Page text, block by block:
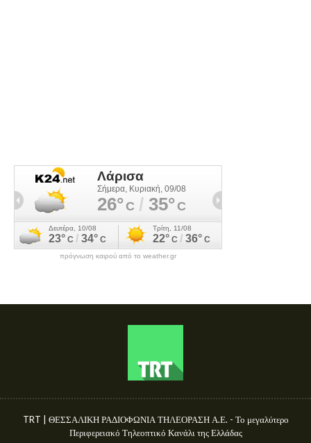
πρόγνωση καιρού από το weather.gr
TRT | ΘΕΣΣΑΛΙΚΗ ΡΑΔΙΟΦΩΝΙΑ ΤΗΛΕΟΡΑΣΗ Α.Ε. - Το μεγαλύτερο
Περιφερειακό Τηλεοπτικό Κανάλι της Ελλάδας